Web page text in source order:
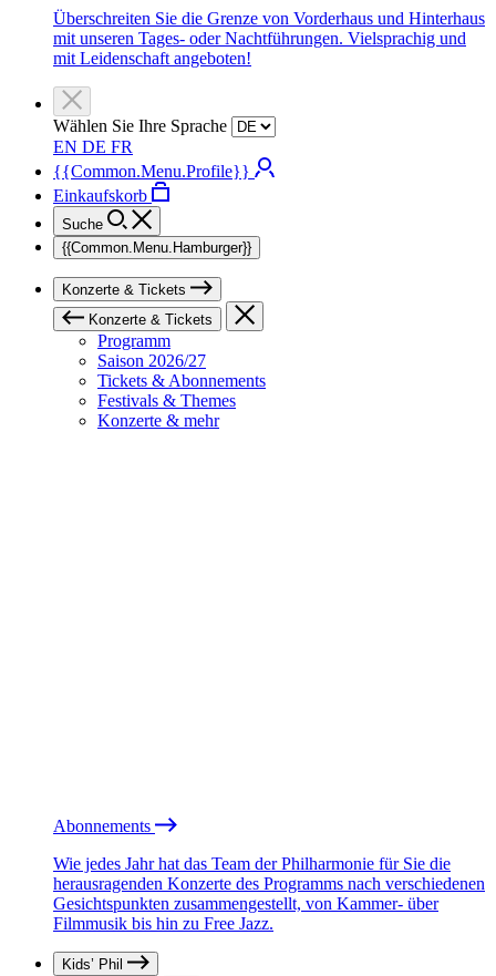
Überschreiten Sie die Grenze von Vorderhaus und Hinterhaus
mit unseren Tages- oder Nachtführungen. Vielsprachig und
mit Leidenschaft angeboten!
Wählen Sie Ihre Sprache
EN DE FR
{{Common.Menu.Profile}}
Einkaufskorb
Suche
{{Common.Menu.Hamburger}}
Konzerte & Tickets
Konzerte & Tickets
Programm
Saison 2026/27
Tickets & Abonnements
Festivals & Themes
Konzerte & mehr
Abonnements
Wie jedes Jahr hat das Team der Philharmonie für Sie die
herausragenden Konzerte des Programms nach verschiedenen
Gesichtspunkten zusammengestellt, von Kammer- über
Filmmusik bis hin zu Free Jazz.
Kids’ Phil